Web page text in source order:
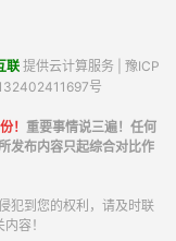
联提供云计算服务 | 豫ICP
号
！ 重要事情说三遍！任何
发布内容只起综合对比作
犯到您的权利，请及时联
容！